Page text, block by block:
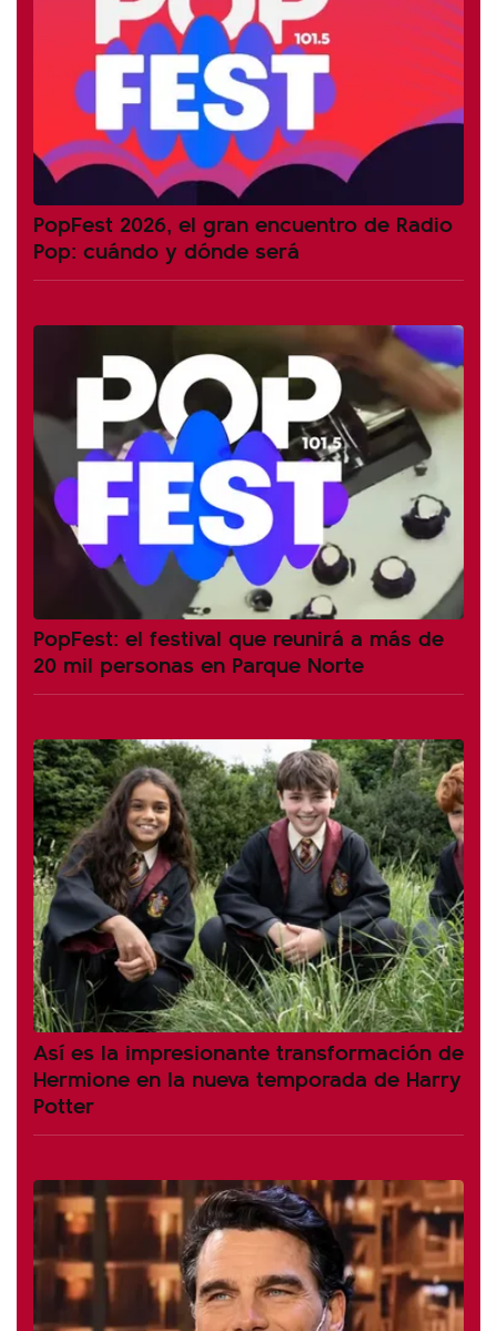
PopFest 2026, el gran encuentro de Radio
Pop: cuándo y dónde será
PopFest: el festival que reunirá a más de
20 mil personas en Parque Norte
Así es la impresionante transformación de
Hermione en la nueva temporada de Harry
Potter